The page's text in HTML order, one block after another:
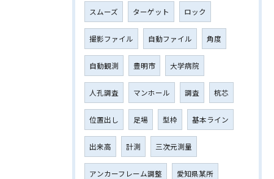
スムーズ ターゲット ロック
撮影ファイル 自動ファイル 角度
自動観測 豊明市 大学病院
人孔調査 マンホール 調査 杭芯
位置出し 足場 型枠 基本ライン
出来高 計測 三次元測量
アンカーフレーム調整 愛知県某所